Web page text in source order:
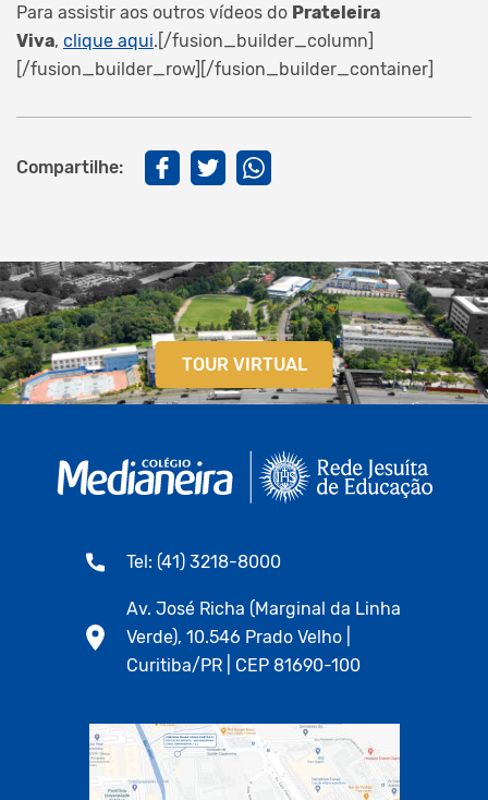
Para assistir aos outros vídeos do Prateleira
Viva, clique aqui.[/fusion_builder_column]
[/fusion_builder_row][/fusion_builder_container]
Compartilhe:
TOUR VIRTUAL
Tel: (41) 3218-8000
Av. José Richa (Marginal da Linha
Verde), 10.546 Prado Velho |
Curitiba/PR | CEP 81690-100